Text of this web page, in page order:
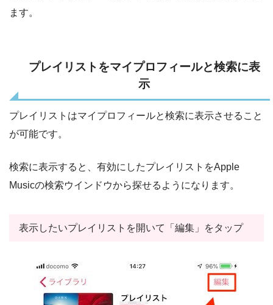
ます。
プレイリストをマイプロフィールと検索に表
示
プレイリストはマイプロフィールと検索に表示させること
が可能です。
検索に表示すると、有効にしたプレイリストをApple
Musicの検索ウインドウから探せるようになります。
表示したいプレイリストを開いて「編集」をタップ